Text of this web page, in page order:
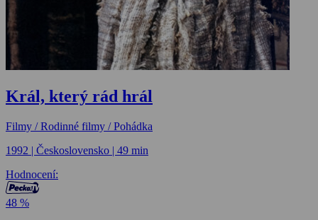
Král, který rád hrál
Filmy / Rodinné filmy / Pohádka
1992 | Československo | 49 min
Hodnocení:
48 %